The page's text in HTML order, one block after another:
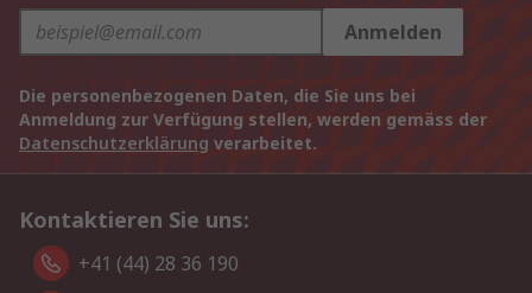
Anmelden
Die personenbezogenen Daten, die Sie uns bei
Anmeldung zur Verfügung stellen, werden gemäss der
Datenschutzerklärung verarbeitet.
Kontaktieren Sie uns:
+41 (44) 28 36 190